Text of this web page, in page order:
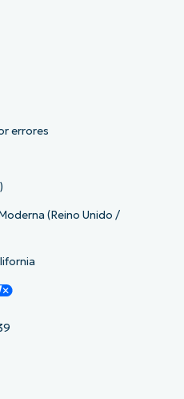
errores
(Reino Unido /